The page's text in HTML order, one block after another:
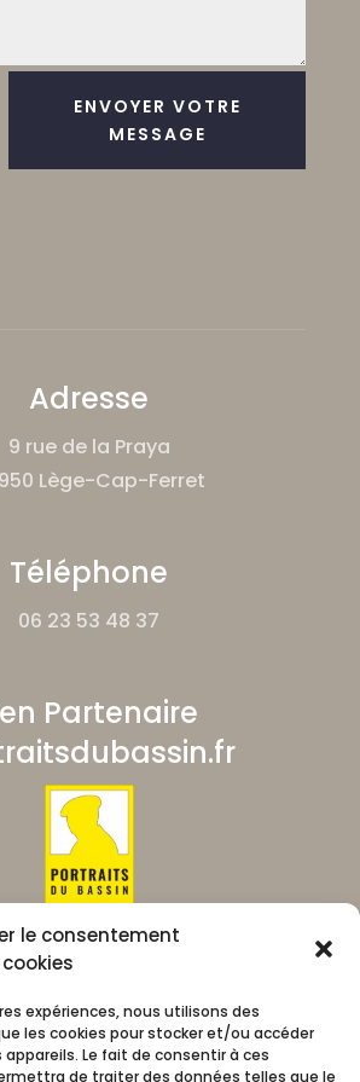
le consentement
expériences, nous utilisons des
les cookies pour stocker et/ou accéder
Le fait de consentir à ces
de traiter des données telles que le
ENVOYER VOTRE
MESSAGE
Adresse
9 rue de la Praya
Lège-Cap-Ferret
Téléphone
06 23 53 48 37
Partenaire